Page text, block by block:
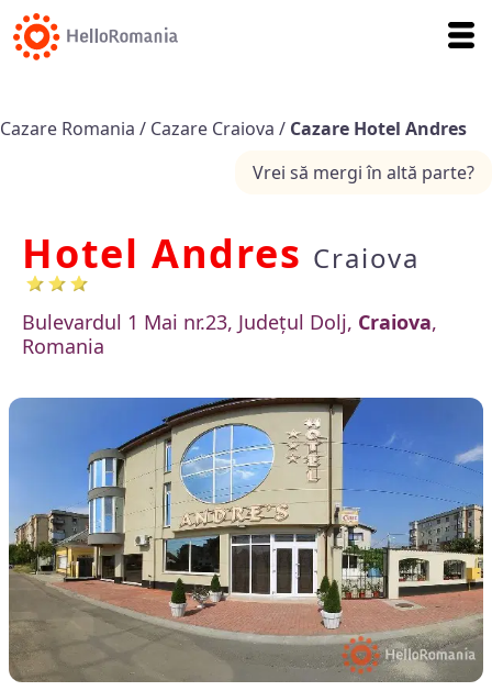
Cazare Romania / Cazare Craiova / Cazare Hotel Andres
Vrei să mergi în altă parte?
Hotel Andres Craiova
Bulevardul 1 Mai nr.23, Județul Dolj, Craiova,
Romania